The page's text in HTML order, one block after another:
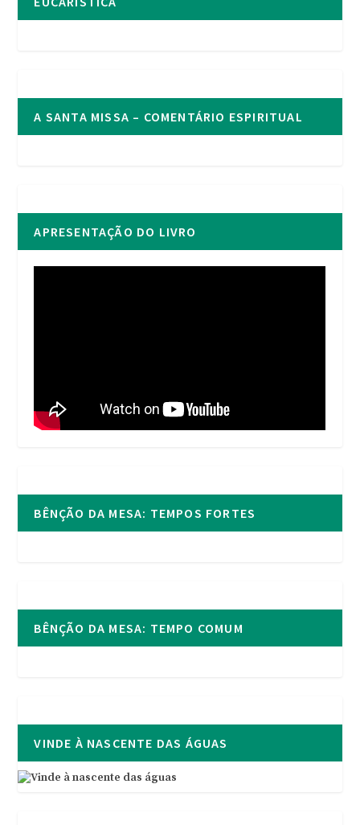
A SANTA MISSA – COMENTÁRIO ESPIRITUAL
APRESENTAÇÃO DO LIVRO
BÊNÇÃO DA MESA: TEMPOS FORTES
BÊNÇÃO DA MESA: TEMPO COMUM
VINDE À NASCENTE DAS ÁGUAS